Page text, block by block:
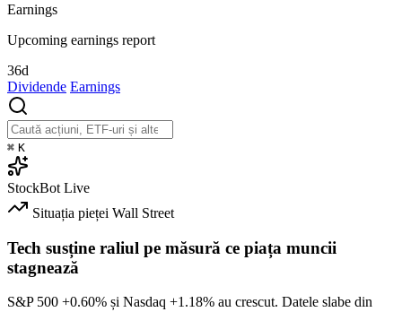
Earnings
Upcoming earnings report
36d
Dividende Earnings
⌘ K
StockBot Live
Situația pieței Wall Street
Tech susține raliul pe măsură ce piața muncii
stagnează
S&P 500 +0.60% și Nasdaq +1.18% au crescut. Datele slabe din